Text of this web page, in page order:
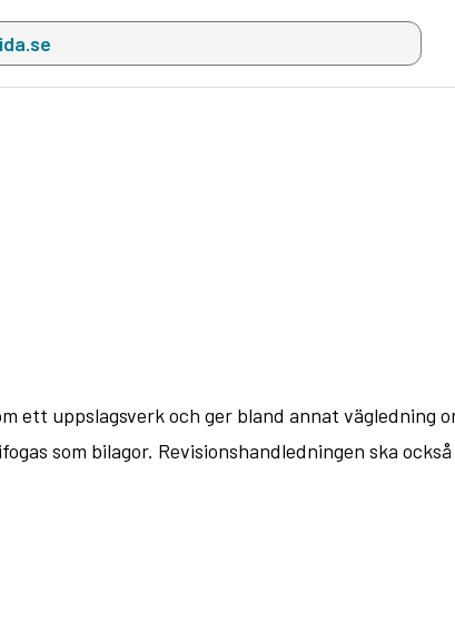
kommer att visas i en lista under sökfältet när
ett uppslagsverk och ger bland annat vägledning
som bilagor. Revisionshandledningen ska